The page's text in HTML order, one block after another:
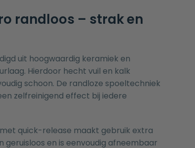
randloos – strak en
uit hoogwaardig keramiek en
Hierdoor hecht vuil en kalk
schoon. De randloze spoeltechniek
zelfreinigend effect bij iedere
quick-release maakt gebruik extra
en is eenvoudig afneembaar